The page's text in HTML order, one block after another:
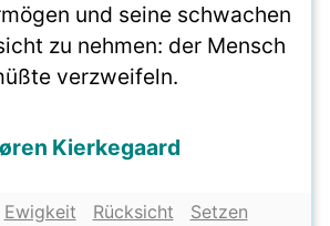
und seine schwachen
zu nehmen: der Mensch
verzweifeln.
Kierkegaard
Ewigkeit Rücksicht
Setzen